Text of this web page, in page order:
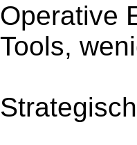
Operative
Tools,